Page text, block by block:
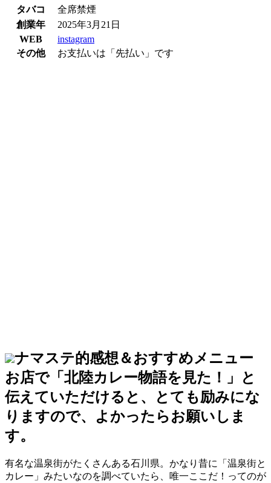
タバコ
全席禁煙
創業年
2025年3月21日
WEB
instagram
その他
お支払いは「先払い」です
ナマステ的感想＆おすすめメニュー
お店で「北陸カレー物語を見た！」と
伝えていただけると、とても励みにな
りますので、よかったらお願いしま
す。
有名な温泉街がたくさんある石川県。かなり昔に「温泉街と
カレー」みたいなのを調べていたら、唯一ここだ！ってのが